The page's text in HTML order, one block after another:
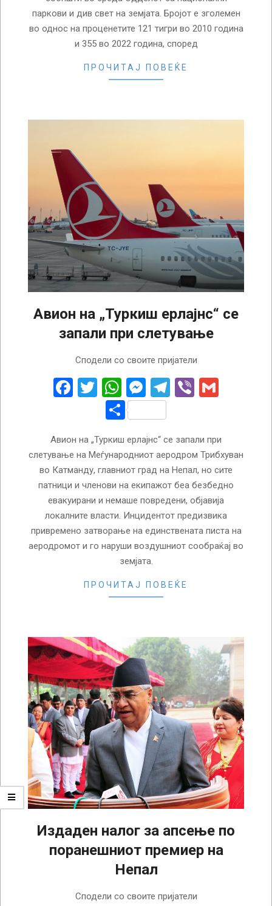
паркови и див свет на земјата. Бројот е зголемен
во однос на проценетите 121 тигри во 2010 година
и 355 во 2022 година, според
ПРОЧИТАЈ ПОВЕЌЕ
Авион на „Туркиш ерлајнс“ се
запали при слетување
Сподели со своите пријатели
Facebook
Twitter
WhatsApp
Messenger
Telegram
Viber
Share
Авион на „Туркиш ерлајнс“ се запали при
слетување на Меѓународниот аеродром Трибхуван
во Катманду, главниот град на Непал, но сите
патници и членови на екипажот беа безбедно
евакуирани и немаше повредени, објавија
локалните власти. Инцидентот предизвика
привремено затворање на единствената писта на
аеродромот и го наруши воздушниот сообраќај во
земјата.
ПРОЧИТАЈ ПОВЕЌЕ
Издаден налог за апсење по
поранешниот премиер на
Непал
Сподели со своите пријатели